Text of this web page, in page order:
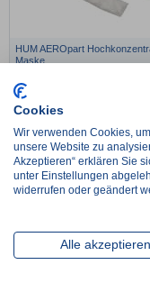
HUM AEROpart
Maske
Cookies
Wir verwenden Cookies,
unsere Website zu
Akzeptieren“ erklären Sie
unter Einstellungen
widerrufen oder geändert
Alle akzeptieren